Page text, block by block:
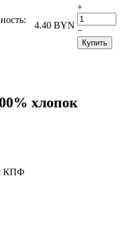
4.40 BYN
+
−
Купить
хлопок
КПФ